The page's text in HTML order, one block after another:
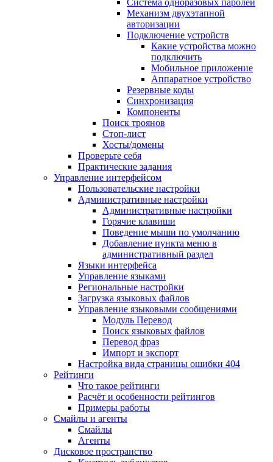
Система одноразовых паролей
Механизм двухэтапной
авторизации
Подключение устройств
Какие устройства можно
подключить
Мобильное приложение
Аппаратное устройство
Резервные коды
Синхронизация
Компоненты
Поиск троянов
Стоп-лист
Хосты/домены
Проверьте себя
Практические задания
Управление интерфейсом
Пользовательские настройки
Административные настройки
Административные настройки
Горячие клавиши
Поведение мыши по умолчанию
Добавление пункта меню в
административный раздел
Языки интерфейса
Управление языками
Региональные настройки
Загрузка языковых файлов
Управление языковыми сообщениями
Mодуль Перевод
Поиск языковых файлов
Перевод фраз
Импорт и экспорт
Настройка вида страницы ошибки 404
Рейтинги
Что такое рейтинги
Расчёт и особенности рейтингов
Примеры работы
Смайлы и агенты
Смайлы
Агенты
Дисковое пространство